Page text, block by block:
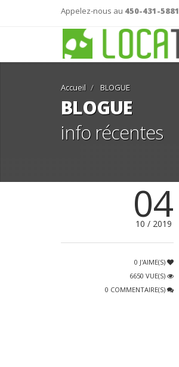
Appelez-nous au 450-431-5881
Accueil BLOGUE
BLOGUE
info récentes
04
10 / 2019
0 J'AIME(S)
6650 VUE(S)
0 COMMENTAIRE(S)